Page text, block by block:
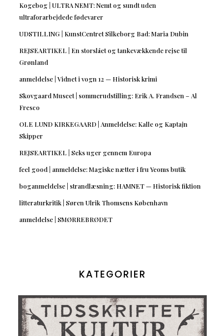
Kogebog | ULTRA NEMT: Nemt og sundt uden
ultraforarbejdede fødevarer
UDSTILLING | KunstCentret Silkeborg Bad: Maria Dubin
REJSEARTIKEL | En storslået og tankevækkende rejse til
Grønland
anmeldelse | Vidnet i vogn 12 — Historisk krimi
Skovgaard Museet | sommerudstilling: Erik A. Frandsen – Al
Fresco
OLE LUND KIRKEGAARD | Anmeldelse: Kalle og Kaptajn
Skipper
REJSEARTIKEL | Seks uger gennem Europa
feel good | anmeldelse: Magiske nætter i fru Yeoms butik
boganmeldelse | strandlæsning: HAMNET — Historisk fiktion
litteraturkritik | Søren Ulrik Thomsens København
anmeldelse | SMØRREBRØDET
KATEGORIER